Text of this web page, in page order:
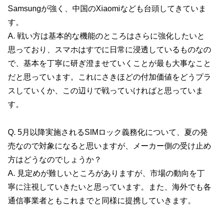
Samsungが強く、中国のXiaomiなども台頭してきていま
す。
A. 戦い方は基本的な機能のところはさらに強化したいと
思っており、スマホはすでに日常に浸透しているものなの
で、基本を丁寧に研ぎ澄ませていくことが最も大事なこと
だと思っています。これにさきほどの付加価値をどうプラ
スしていくか、この辺りで戦っていければと思っていま
す。
Q. 5月以降実施されるSIMロック義務化について、夏の発
売なので対象になると思いますが、メーカー側の受け止め
方はどうなのでしょうか？
A. 見定めが難しいところがありますが、市場の動向を丁
寧に注視していきたいと思っています。また、海外でも各
通信事業者ともこれまでと同様に提携していきます。